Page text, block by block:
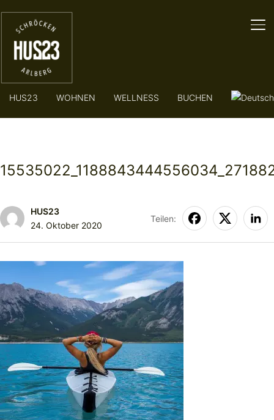
HUS23 WOHNEN WELLNESS BUCHEN
HUS23
24. Oktober 2020
Teilen: